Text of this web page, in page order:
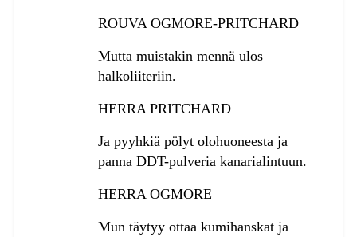
ROUVA OGMORE-PRITCHARD
Mutta muistakin mennä ulos
halkoliiteriin.
HERRA PRITCHARD
Ja pyyhkiä pölyt olohuoneesta ja
panna DDT-pulveria kanarialintuun.
HERRA OGMORE
Mun täytyy ottaa kumihanskat ja